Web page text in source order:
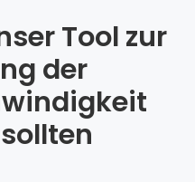
Tool zur
der